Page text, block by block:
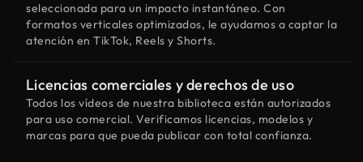
seleccionada para un impacto instantáneo. Con
formatos verticales optimizados, le ayudamos a captar la
atención en TikTok, Reels y Shorts.
Licencias comerciales y derechos de uso
Todos los vídeos de nuestra biblioteca están autorizados
para uso comercial. Verificamos licencias, modelos y
marcas para que pueda publicar con total confianza.